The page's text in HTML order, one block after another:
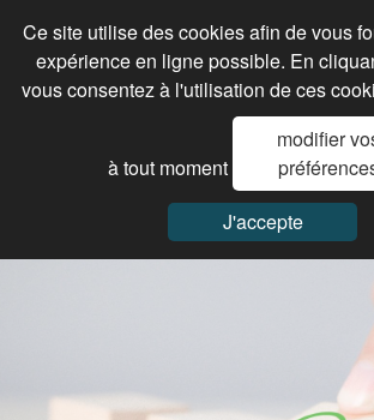
Ce site utilise des cookies afin de vous
expérience en ligne possible. En
vous consentez à l'utilisation de ces
à tout moment
modifier
J'accepte